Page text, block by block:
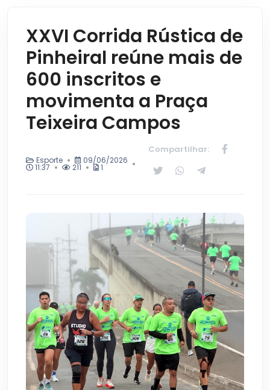
XXVI Corrida Rústica de
Pinheiral reúne mais de
600 inscritos e
movimenta a Praça
Teixeira Campos
Esporte 09/06/2026
11:37 211 1
Compartilhar: